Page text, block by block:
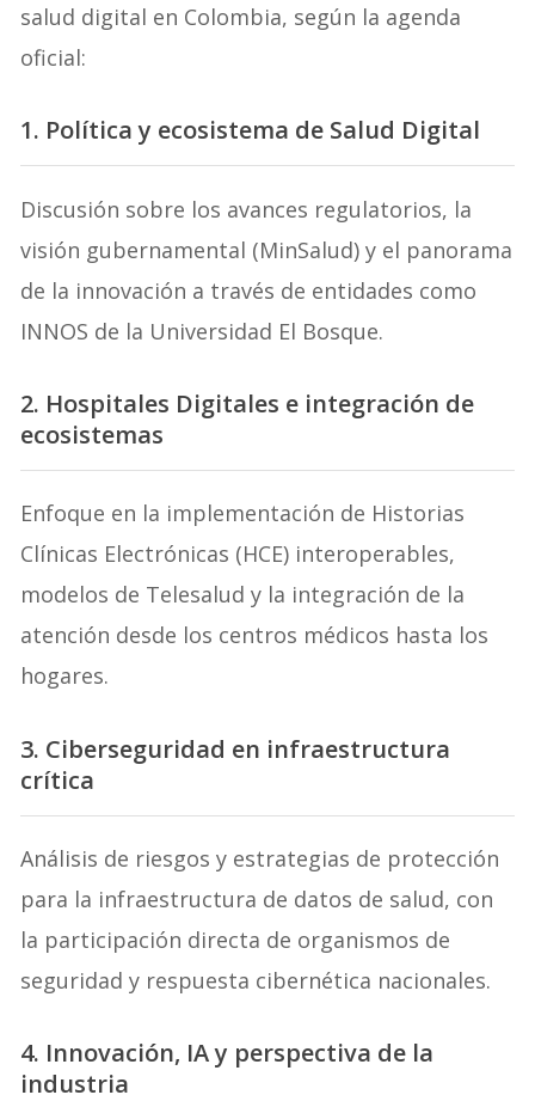
salud digital en Colombia, según la agenda
oficial:
1. Política y ecosistema de Salud Digital
Discusión sobre los avances regulatorios, la
visión gubernamental (MinSalud) y el panorama
de la innovación a través de entidades como
INNOS de la Universidad El Bosque.
2. Hospitales Digitales e integración de
ecosistemas
Enfoque en la implementación de Historias
Clínicas Electrónicas (HCE) interoperables,
modelos de Telesalud y la integración de la
atención desde los centros médicos hasta los
hogares.
3. Ciberseguridad en infraestructura
crítica
Análisis de riesgos y estrategias de protección
para la infraestructura de datos de salud, con
la participación directa de organismos de
seguridad y respuesta cibernética nacionales.
4. Innovación, IA y perspectiva de la
industria